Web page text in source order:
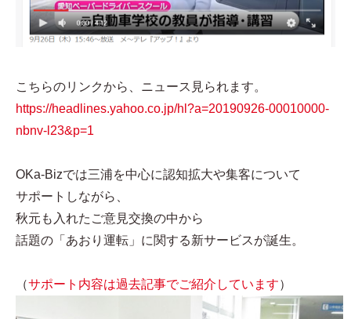
こちらのリンクから、ニュース見られます。
https://headlines.yahoo.co.jp/hl?a=20190926-00010000-
nbnv-l23&p=1
OKa-Bizでは三浦を中心に認知拡大や集客について
サポートしながら、
秋元も入れたご意見交換の中から
話題の「あおり運転」に関する新サービスが誕生。
（サポート内容は過去記事でご紹介しています）